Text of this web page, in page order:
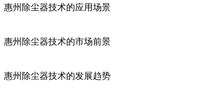
惠州除尘器技术的应用场景
惠州除尘器技术的市场前景
惠州除尘器技术的发展趋势